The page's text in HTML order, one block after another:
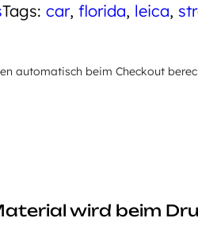
Tags: car, florida, leica,
automatisch beim Checkout
wird beim